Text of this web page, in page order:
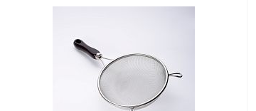
Купить в 1 клик К сравнению
Под заказ